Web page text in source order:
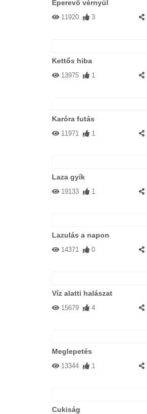
Eperevő vérnyúl
11920 3
Kettős hiba
13975 1
Karóra futás
11971 1
Laza gyík
19133 1
Lazulás a napon
14371 0
Víz alatti halászat
15679 4
Meglepetés
13344 1
Cukiság